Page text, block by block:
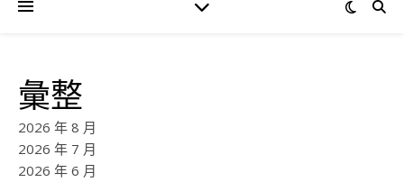
彙整
2026 年 8 月
2026 年 7 月
2026 年 6 月